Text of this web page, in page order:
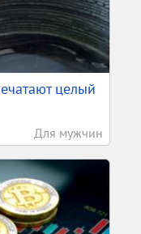
целый
Для мужчин